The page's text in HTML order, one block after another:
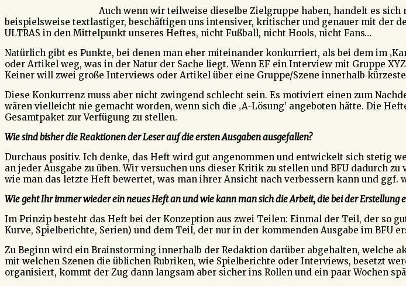
Auch wenn wir teilweise dieselbe Zielgruppe haben, handelt es
beispielsweise textlastiger, beschäftigen uns intensiver, kritischer und genauer mit der
ULTRAS in den Mittelpunkt unseres Heftes, nicht Fußball, nicht Hools, nicht Fans…
Natürlich gibt es Punkte, bei denen man eher miteinander konkurriert, als bei dem im
oder Artikel weg, was in der Natur der Sache liegt. Wenn EF ein Interview mit Gruppe
Keiner will zwei große Interviews oder Artikel über eine Gruppe/Szene innerhalb
Diese Konkurrenz muss aber nicht zwingend schlecht sein. Es motiviert einen zum
wären vielleicht nie gemacht worden, wenn sich die ‚A-Lösung’ angeboten hätte. Die
Gesamtpaket zur Verfügung zu stellen.
Wie sind bisher die Reaktionen der Leser auf die ersten Ausgaben ausgefallen?
Durchaus positiv. Ich denke, das Heft wird gut angenommen und entwickelt sich stetig
an jeder Ausgabe zu üben. Wir versuchen uns dieser Kritik zu stellen und BFU dadurch
wie man das letzte Heft bewertet, was man ihrer Ansicht nach verbessern kann und ggf.
Wie geht Ihr immer wieder ein neues Heft an und wie kann man sich die Arbeit, die bei der Erstellung
Im Prinzip besteht das Heft bei der Konzeption aus zwei Teilen: Einmal der Teil, der so
Kurve, Spielberichte, Serien) und dem Teil, der nur in der kommenden Ausgabe im BFU
Zu Beginn wird ein Brainstorming innerhalb der Redaktion darüber abgehalten, welche
mit welchen Szenen die üblichen Rubriken, wie Spielberichte oder Interviews, besetzt
organisiert, kommt der Zug dann langsam aber sicher ins Rollen und ein paar Wochen